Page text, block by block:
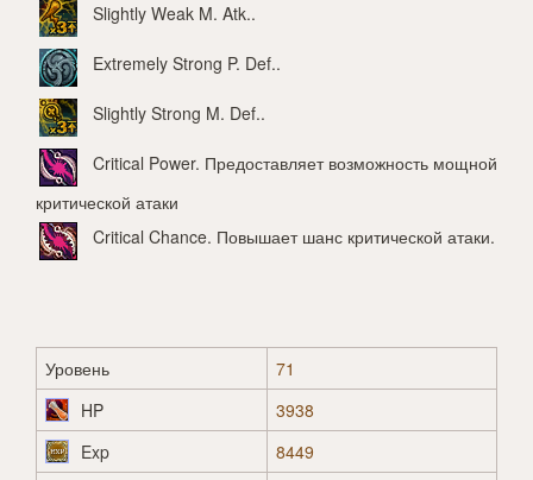
Slightly Weak M. Atk..
Extremely Strong P. Def..
Slightly Strong M. Def..
Critical Power. Предоставляет возможность мощной
критической атаки
Critical Chance. Повышает шанс критической атаки.
Уровень
71
HP
3938
Exp
8449